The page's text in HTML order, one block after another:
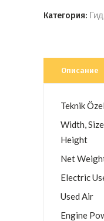
Категория:
Описание
Teknik
Width,
Height
Net
Electric
Used Air
Engine